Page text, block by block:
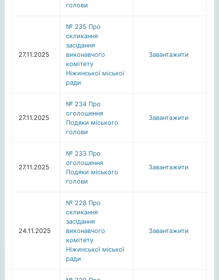
голови
27.11.2025
№ 235 Про
скликання
засідання
виконавчого
комітету
Ніжинської міської
ради
Завантажити
27.11.2025
№ 234 Про
оголошення
Подяки міського
голови
Завантажити
27.11.2025
№ 233 Про
оголошення
Подяки міського
голови
Завантажити
24.11.2025
№ 228 Про
скликання
засідання
виконавчого
комітету
Ніжинської міської
ради
Завантажити